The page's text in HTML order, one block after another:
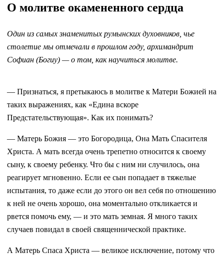
О молитве окамененного сердца
Один из самых знаменитых румынских духовников, чье
столетие мы отмечали в прошлом году, архимандрит
Софиан (Богиу) — о том, как научиться молитве.
— Признаться, я претыкаюсь в молитве к Матери Божией на
таких выражениях, как «Едина вскоре
Предстательствующая». Как их понимать?
— Матерь Божия — это Богородица, Она Мать Спасителя
Христа. А мать всегда очень трепетно относится к своему
сыну, к своему ребенку. Что бы с ним ни случилось, она
реагирует мгновенно. Если ее сын попадает в тяжелые
испытания, то даже если до этого он вел себя по отношению
к ней не очень хорошо, она моментально откликается и
рвется помочь ему, — и это мать земная. Я много таких
случаев повидал в своей священнической практике.
А Матерь Спаса Христа — великое исключение, потому что